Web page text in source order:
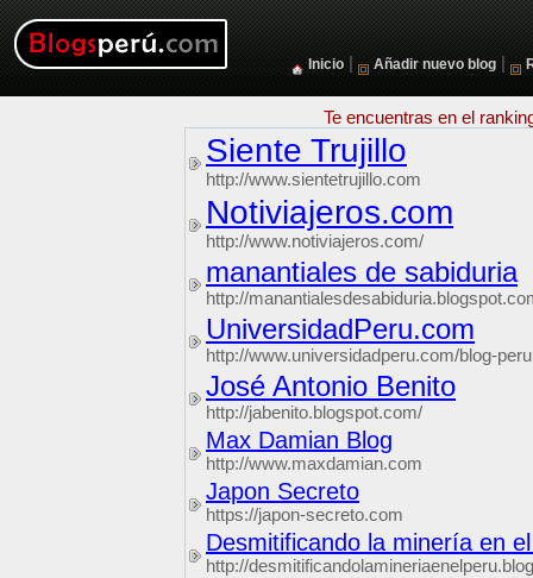
Inicio Añadir nuevo blog
Te encuentras en el
Siente Trujillo
http://www.sientetrujillo.com
Notiviajeros.com
http://www.notiviajeros.com/
manantiales de sabiduria
http://
UniversidadPeru.com
http://www.universidadperu.com/blog-
José Antonio Benito
http://jabenito.blogspot.com/
Max Damian Blog
http://www.maxdamian.com
Japon Secreto
https://japon-secreto.com
Desmitificando la minería en
http://